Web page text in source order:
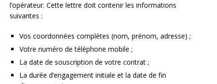
l’opérateur. Cette lettre doit contenir les informations
suivantes :
Vos coordonnées complètes (nom, prénom, adresse) ;
Votre numéro de téléphone mobile ;
La date de souscription de votre contrat ;
La durée d’engagement initiale et la date de fin